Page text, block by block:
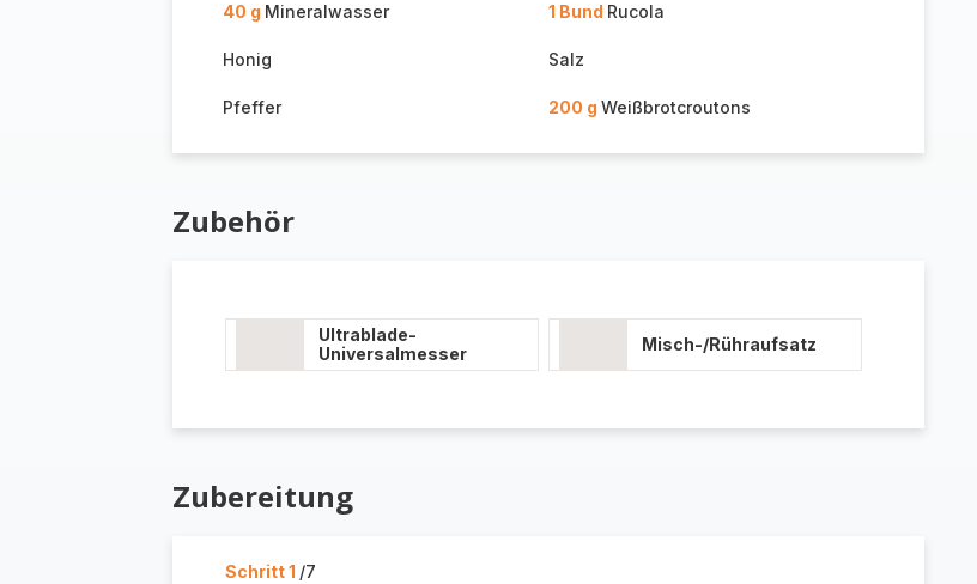
40 g Mineralwasser 1 Bund Rucola
Honig Salz
Pfeffer 200 g Weißbrotcroutons
Zubehör
Ultrablade-
Universalmesser
Misch-/Rühraufsatz
Zubereitung
Schritt 1 /7